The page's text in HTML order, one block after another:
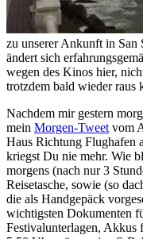
zu unserer Ankunft in San
ändert sich
wegen des Kinos hier,
trotzdem bald wieder raus
Nachdem mir gestern
mein Morgen-Tweet vom
Haus Richtung Flughafen
kriegst Du nie mehr. Wie
morgens (nach nur 3
Reisetasche, sowie (so
die als Handgepäck
wichtigsten Dokumenten
Festivalunterlagen, Akkus